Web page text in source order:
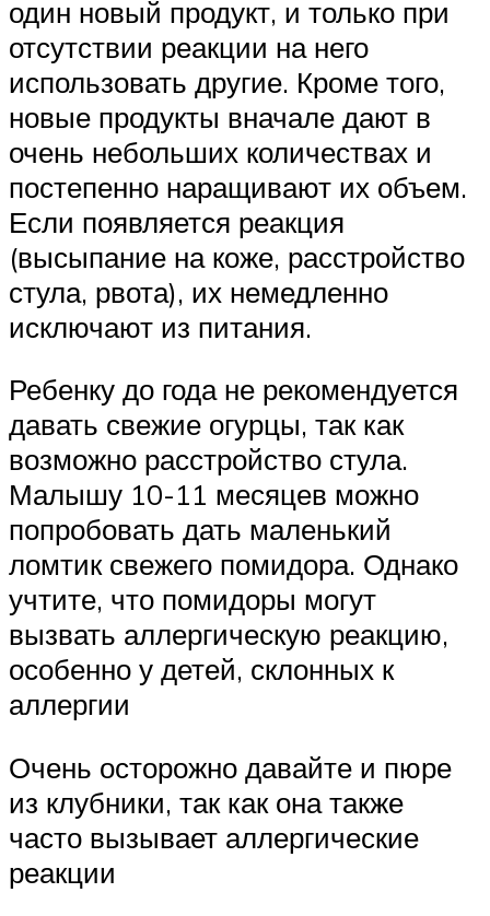
один новый продукт, и только при
отсутствии реакции на него
использовать другие. Кроме того,
новые продукты вначале дают в
очень небольших количествах и
постепенно наращивают их объем.
Если появляется реакция
(высыпание на коже, расстройство
стула, рвота), их немедленно
исключают из питания.
Ребенку до года не рекомендуется
давать свежие огурцы, так как
возможно расстройство стула.
Малышу 10-11 месяцев можно
попробовать дать маленький
ломтик свежего помидора. Однако
учтите, что помидоры могут
вызвать аллергическую реакцию,
особенно у детей, склонных к
аллергии
Очень осторожно давайте и пюре
из клубники, так как она также
часто вызывает аллергические
реакции